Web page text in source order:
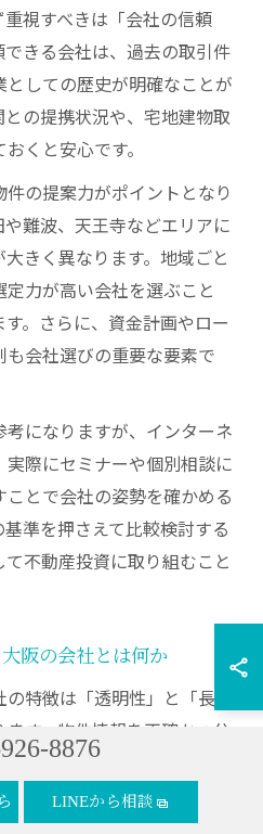
視すべきは「会社の信頼
きる会社は、過去の取引件
しての歴史が明確なことが
の提携状況や、宅地建物取
くと安心です。
の提案力がポイントとなり
難波、天王寺などエリアに
きく異なります。地域ごと
力が高い会社を選ぶこと
。さらに、資金計画やロー
会社選びの重要な要素で
になりますが、インターネ
際にセミナーや個別相談に
とで会社の姿勢を確かめる
準を押さえて比較検討する
不動産投資に取り組むこと
阪の会社とは何か
特徴は「透明性」と「長期
す。物件情報を正確かつ分
・デメリットの説明を徹底
ます。また、購入後の運用
対応してくれる点も重要で
8876
LINEから相談